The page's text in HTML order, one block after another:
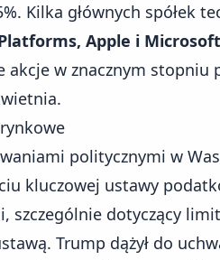
Kilka głównych spółek
Apple i Microsoft
w znacznym stopniu
politycznymi w
kluczowej ustawy
szczególnie dotyczący
Trump dążył do